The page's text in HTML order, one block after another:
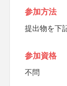
参加方法
提出物を下
参加資格
不問